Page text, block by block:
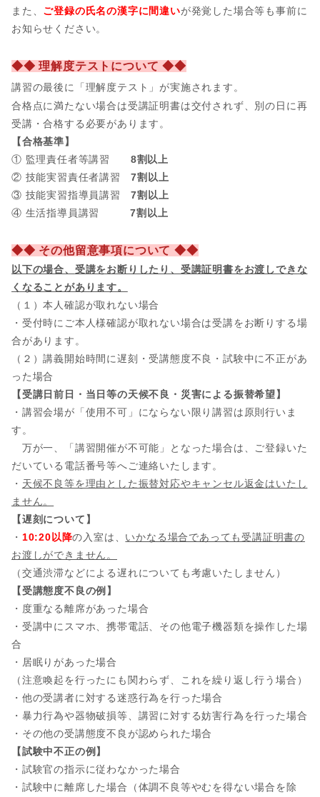
また、 ご登録の氏名の漢字に間違いが発覚した場合等も事前に
お知らせください。
◆◆ 理解度テストについて ◆◆
講習の最後に「理解度テスト」が実施されます。
合格点に満たない場合は受講証明書は交付されず、別の日に再
受講・合格する必要があります。
【合格基準】
① 監理責任者等講習 8割以上
② 技能実習責任者講習7割以上
③ 技能実習指導員講習7割以上
④ 生活指導員講習
7割以上
◆◆ その他留意事項について ◆◆
以下の場合、 受講をお断りしたり、受講証明書をお渡しできな
くなることがあります。
（１）本人確認が取れない場合
・受付時にご本人様確認が取れない場合は受講をお断りする場
合があります。
（２）講義開始時間に遅刻・受講態度不良・試験中に不正があ
った場合
【受講日前日・当日等の天候不良・災害による振替希望】
・講習会場が「使用不可」にならない限り講習は原則行いま
す。
万が一、「講習開催が不可能」となった場合は、ご登録いた
だいている電話番号等へご連絡いたします。
・ 天候不良等を理由とした振替対応やキャンセル返金はいたし
ません。
【遅刻について】
・ 10:20以降の入室は、 いかなる場合であっても受講証明書の
お渡しができません。
（交通渋滞などによる遅れについても考慮いたしません）
【受講態度不良の例】
・度重なる離席があった場合
・受講中にスマホ、携帯電話、その他電子機器類を操作した場
合
・居眠りがあった場合
（注意喚起を行ったにも関わらず、これを繰り返し行う場合）
・他の受講者に対する迷惑行為を行った場合
・暴力行為や器物破損等、講習に対する妨害行為を行った場合
・その他の受講態度不良が認められた場合
【試験中不正の例】
・試験官の指示に従わなかった場合
・試験中に離席した場合（体調不良等やむを得ない場合を除